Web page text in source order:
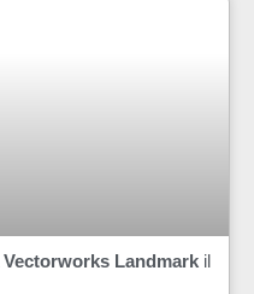
Vectorworks Landmark il